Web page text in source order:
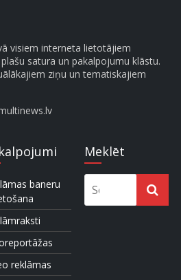
visiem interneta lietotājiem
satura un pakalpojumu klāstu.
ziņu un tematiskajiem
baneru
reklāmas
Meklēt